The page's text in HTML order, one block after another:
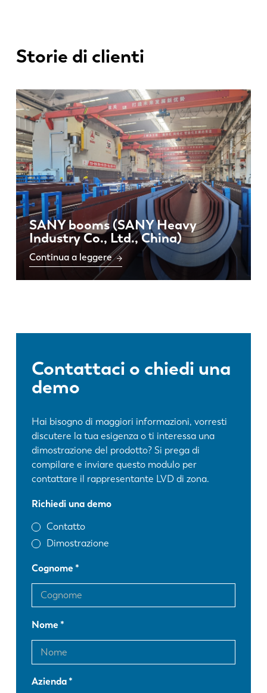
Storie di clienti
SANY booms (SANY Heavy
Industry Co., Ltd., China)
Continua a leggere
Contattaci o chiedi una
demo
Hai bisogno di maggiori informazioni, vorresti
discutere la tua esigenza o ti interessa una
dimostrazione del prodotto? Si prega di
compilare e inviare questo modulo per
contattare il rappresentante LVD di zona.
Richiedi una demo
Contatto
Dimostrazione
Cognome
Nome
Azienda